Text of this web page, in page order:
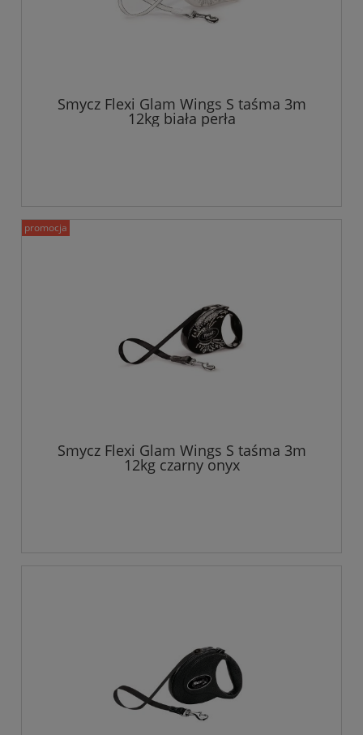
Smycz Flexi Glam Wings S taśma 3m
12kg biała perła
Smycz Flexi Glam Wings S taśma 3m
12kg czarny onyx
promocja